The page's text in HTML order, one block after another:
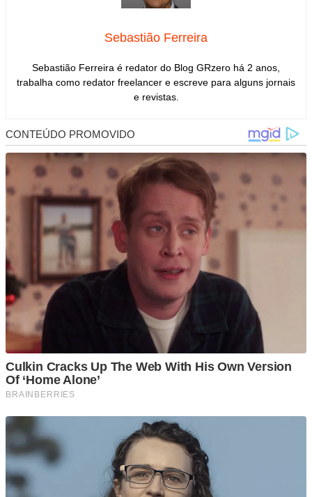
Sebastião Ferreira
Sebastião Ferreira é redator do Blog GRzero há 2 anos,
trabalha como redator freelancer e escreve para alguns jornais
e revistas.